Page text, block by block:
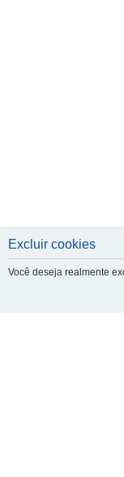
Excluir cookies
Você deseja realmente